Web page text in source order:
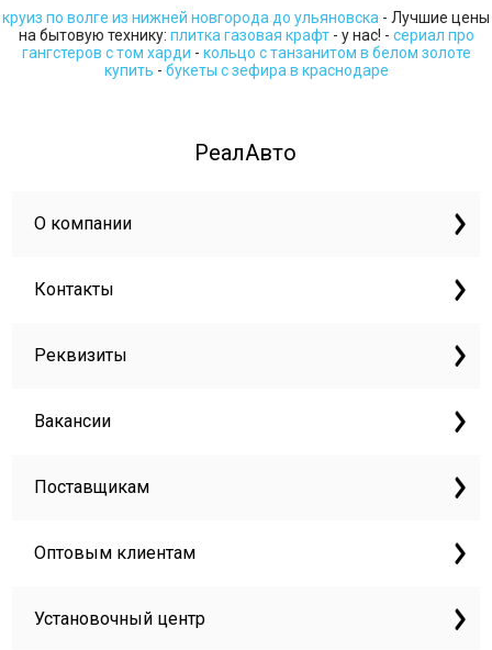
круиз по волге из нижней новгорода до ульяновска - Лучшие цены
на бытовую технику: плитка газовая крафт- у нас! - сериал про
гангстеров с том харди - кольцо с танзанитом в белом золоте
купить - букеты с зефира в краснодаре
РеалАвто
О компании
Контакты
Реквизиты
Вакансии
Поставщикам
Оптовым клиентам
Установочный центр